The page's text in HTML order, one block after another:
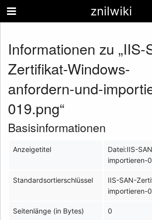
znilwiki
Informationen zu „IIS-
Zertifikat-Windows-
anfordern-und-
019.png“
Basisinformationen
Anzeigetitel
Datei:IIS-
importieren-
Standardsortierschlüssel
IIS-SAN-
importieren-
Seitenlänge (in Bytes) 0